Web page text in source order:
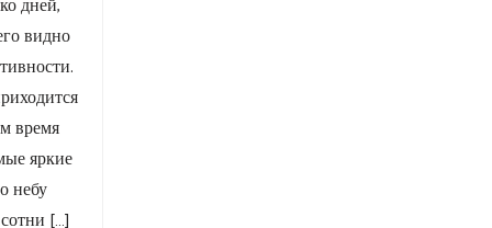
видно
время
яркие
небу
[…]